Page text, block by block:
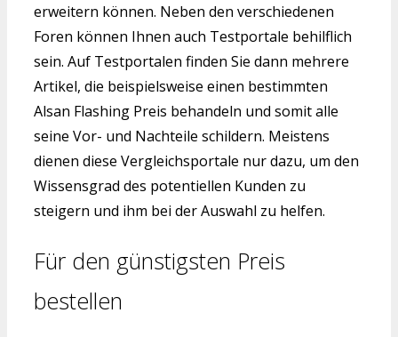
erweitern können. Neben den verschiedenen
Foren können Ihnen auch Testportale behilflich
sein. Auf Testportalen finden Sie dann mehrere
Artikel, die beispielsweise einen bestimmten
Alsan Flashing Preis behandeln und somit alle
seine Vor- und Nachteile schildern. Meistens
dienen diese Vergleichsportale nur dazu, um den
Wissensgrad des potentiellen Kunden zu
steigern und ihm bei der Auswahl zu helfen.
Für den günstigsten Preis
bestellen